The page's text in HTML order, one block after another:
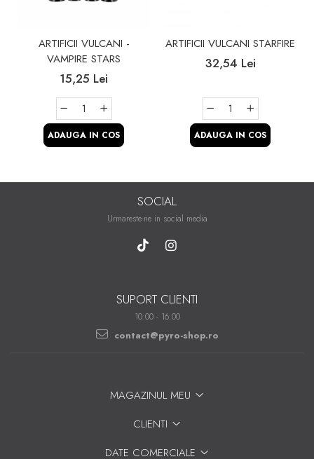
ARTIFICII VULCANI -
VAMPIRE STARS
15,25 Lei
ADAUGA IN COS
ARTIFICII VULCANI STARFIRE
32,54 Lei
ADAUGA IN COS
SOCIAL
Urmareste-ne in social media
SUPORT CLIENTI
10:00 - 16:00
contact@pyro-shop.ro
MAGAZINUL MEU
CLIENTI
DATE COMERCIALE